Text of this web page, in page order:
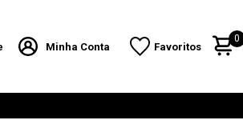
Minha Conta Favoritos
0